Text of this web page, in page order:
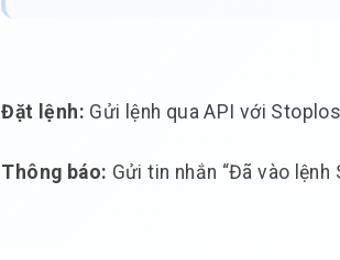
Đặt lệnh: Gửi lệnh qua API với
Thông báo: Gửi tin nhắn “Đã vào